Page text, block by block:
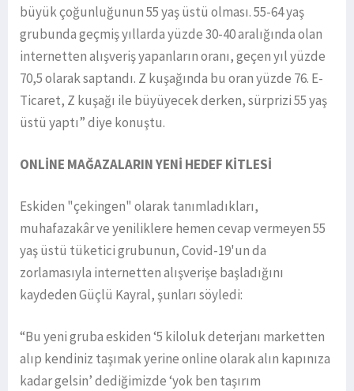
büyük çoğunluğunun 55 yaş üstü olması. 55-64 yaş
grubunda geçmiş yıllarda yüzde 30-40 aralığında olan
internetten alışveriş yapanların oranı, geçen yıl yüzde
70,5 olarak saptandı. Z kuşağında bu oran yüzde 76. E-
Ticaret, Z kuşağı ile büyüyecek derken, sürprizi 55 yaş
üstü yaptı” diye konuştu.
ONLİNE MAĞAZALARIN YENİ HEDEF KİTLESİ
Eskiden "çekingen" olarak tanımladıkları,
muhafazakâr ve yeniliklere hemen cevap vermeyen 55
yaş üstü tüketici grubunun, Covid-19'un da
zorlamasıyla internetten alışverişe başladığını
kaydeden Güçlü Kayral, şunları söyledi:
“Bu yeni gruba eskiden ‘5 kiloluk deterjanı marketten
alıp kendiniz taşımak yerine online olarak alın kapınıza
kadar gelsin’ dediğimizde ‘yok ben taşırım